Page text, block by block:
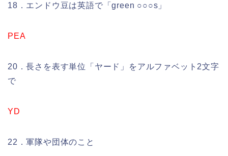
18．エンドウ豆は英語で「green ○○○s」
PEA
20．長さを表す単位「ヤード」をアルファベット2文字
で
YD
22．軍隊や団体のこと